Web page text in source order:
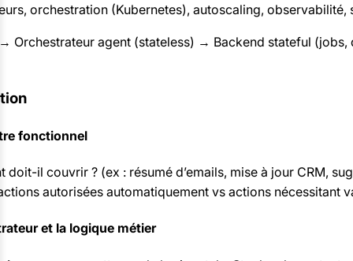
orchestration (Kubernetes), autoscaling, observabilité,
Orchestrateur agent (stateless) → Backend stateful
fonctionnel
doit-il couvrir ? (ex : résumé d’emails, mise à jour CRM,
autorisées automatiquement vs actions nécessitant
et la logique métier